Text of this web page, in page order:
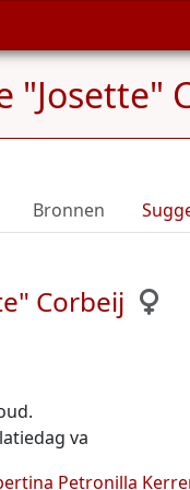
"Josette"
Bronnen
Corbeij
va
Petronilla